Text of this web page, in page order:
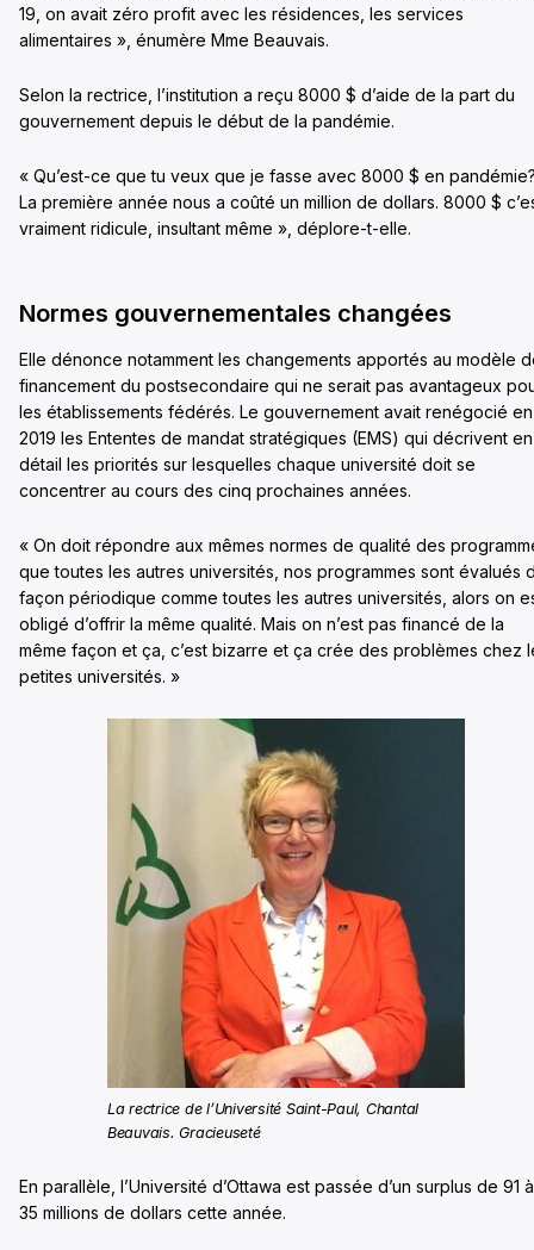
19, on avait zéro profit avec les résidences, les services
alimentaires », énumère Mme Beauvais.
Selon la rectrice, l’institution a reçu 8000 $ d’aide de la part du
gouvernement depuis le début de la pandémie.
« Qu’est-ce que tu veux que je fasse avec 8000 $ en
La première année nous a coûté un million de dollars. 8000 $
vraiment ridicule, insultant même », déplore-t-elle.
Normes gouvernementales changées
Elle dénonce notamment les changements apportés au modèle
financement du postsecondaire qui ne serait pas avantageux
les établissements fédérés. Le gouvernement avait renégocié en
2019 les Ententes de mandat stratégiques (EMS) qui décrivent en
détail les priorités sur lesquelles chaque université doit se
concentrer au cours des cinq prochaines années.
« On doit répondre aux mêmes normes de qualité des
que toutes les autres universités, nos programmes sont évalués
façon périodique comme toutes les autres universités, alors on
obligé d’offrir la même qualité. Mais on n’est pas financé de la
même façon et ça, c’est bizarre et ça crée des problèmes chez
petites universités. »
La rectrice de l’Université Saint-Paul, Chantal
Beauvais. Gracieuseté
En parallèle, l’Université d’Ottawa est passée d’un surplus de 91 à
35 millions de dollars cette année.